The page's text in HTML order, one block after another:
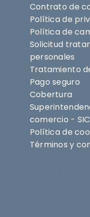
Contrato de
Política de
Política de
Solicitud
personales
Tratamiento
Pago seguro
Cobertura
comercio - SIC
Política de
Términos y